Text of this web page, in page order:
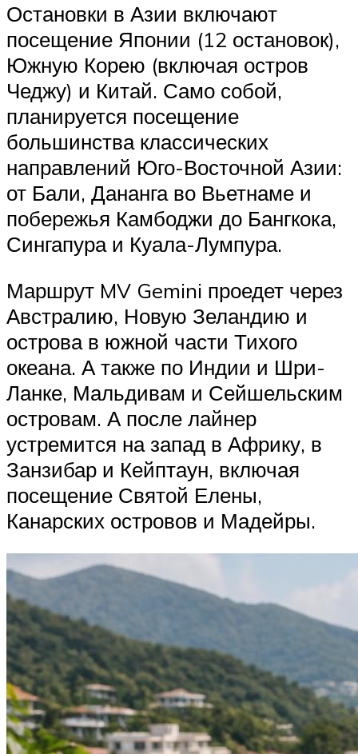
Остановки в Азии включают
посещение Японии (12 остановок),
Южную Корею (включая остров
Чеджу) и Китай. Само собой,
планируется посещение
большинства классических
направлений Юго-Восточной Азии:
от Бали, Дананга во Вьетнаме и
побережья Камбоджи до Бангкока,
Сингапура и Куала-Лумпура.
Маршрут MV Gemini проедет через
Австралию, Новую Зеландию и
острова в южной части Тихого
океана. А также по Индии и Шри-
Ланке, Мальдивам и Сейшельским
островам. А после лайнер
устремится на запад в Африку, в
Занзибар и Кейптаун, включая
посещение Святой Елены,
Канарских островов и Мадейры.